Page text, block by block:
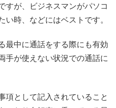
すが、ビジネスマンがパソコ
い時、などにはベストです。
最中に通話をする際にも有効
手が使えない状況での通話に
項として記入されていること